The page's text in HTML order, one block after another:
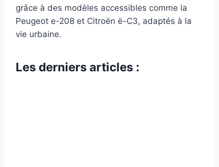
grâce à des modèles accessibles comme la
Peugeot e-208 et Citroën ë-C3, adaptés à la
vie urbaine.
Les derniers articles :